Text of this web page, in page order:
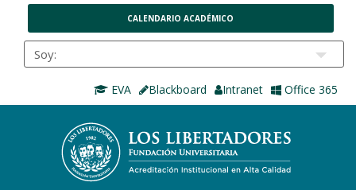
CALENDARIO ACADÉMICO
EVA Blackboard Intranet Office 365